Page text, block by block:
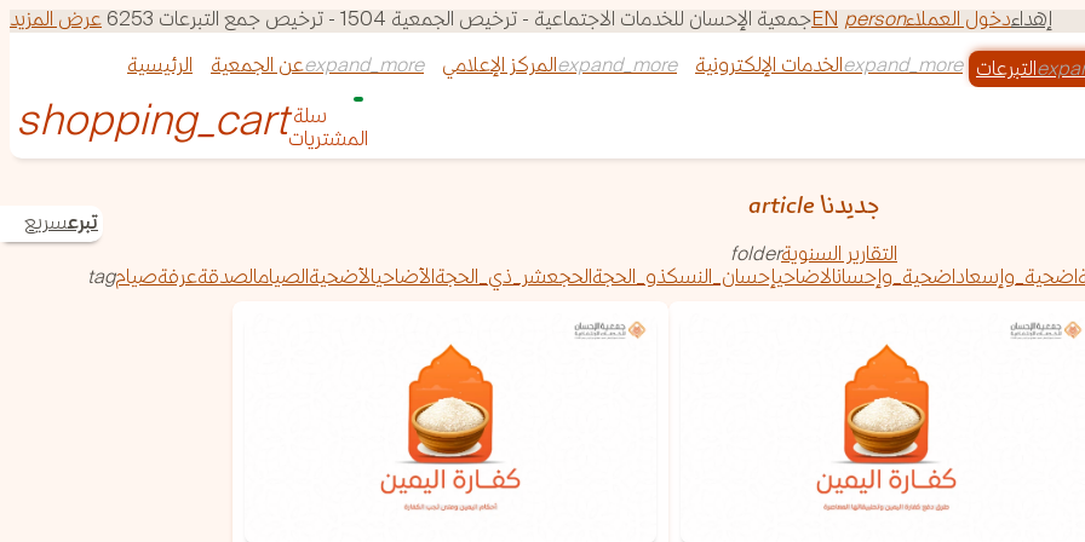
‏جمعية الإحسان للخدمات الاجتماعية - ترخيص الجمعية 1504 - ترخيص جمع التبرعات 6253 عرض المزيد EN personدخول العملاءإهداء
تبرعسريع
الرئيسية عن الجمعية المركز الإعلامي الخدمات الإلكترونية التبرعات
سلة
المشتريات
article جديدنا
folderالتقارير السنوية
tag
اضحية_وإسعاداضحية_وإحسانالاضاحيإحسان_النسكذو_الحجةالحجعشر_ذي_الحجةالأضاحيالأضحيةالصيامالصدقةعرفةصيام